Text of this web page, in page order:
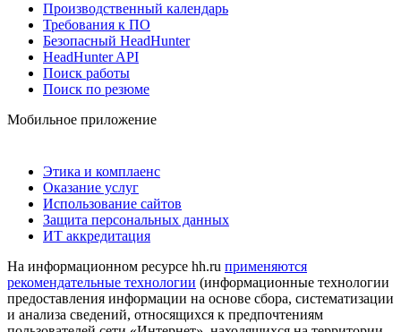
Производственный календарь
Требования к ПО
Безопасный HeadHunter
HeadHunter API
Поиск работы
Поиск по резюме
Мобильное приложение
Этика и комплаенс
Оказание услуг
Использование сайтов
Защита персональных данных
ИТ аккредитация
На информационном ресурсе hh.ru применяются
рекомендательные технологии (информационные технологии
предоставления информации на основе сбора, систематизации
и анализа сведений, относящихся к предпочтениям